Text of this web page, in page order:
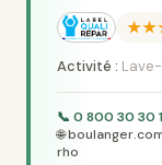
Activité :
📞 0 800 30 30
🌐
rho